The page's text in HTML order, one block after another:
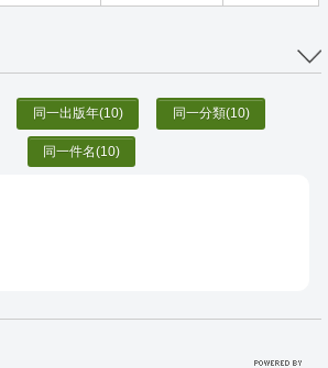
同一出版年(10) 同一分類(10)
同一件名(10)